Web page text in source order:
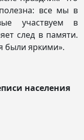
все мы в
участвуем в
след в памяти.
были яркими».
населения